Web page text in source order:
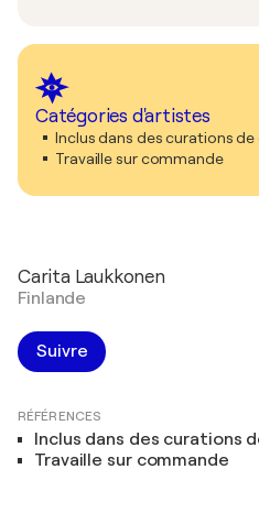
Catégories d'artistes
Inclus dans des curations
Travaille sur commande
Carita Laukkonen
Finlande
Suivre
RÉFÉRENCES
Inclus dans des curations
Travaille sur commande